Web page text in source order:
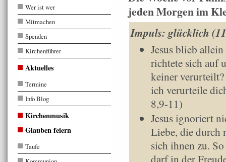
jeden Morgen im
Impuls: glücklich
Jesus blieb
richtete sich auf
keiner verurteilt?
ich verurteile
8,9-11)
Jesus ignoriert
Liebe, die durch
sich ihnen zu.
darf in der
Wer ist wer
Mitmachen
Spenden
Kirchenführer
Aktuelles
Termine
Info Blog
Kirchenmusik
Glauben feiern
Taufe